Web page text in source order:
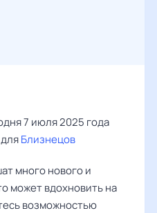
7 июля 2025 года
Близнецов
много нового и
может вдохновить на
возможностью